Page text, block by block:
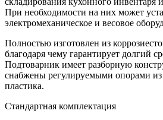
При необходимости на них может
электромеханическое и весовое
Полностью изготовлен из
благодаря чему гарантирует долгий
Подтоварник имеет разборную
снабжены регулируемыми опорами из
пластика.
Стандартная комплектация